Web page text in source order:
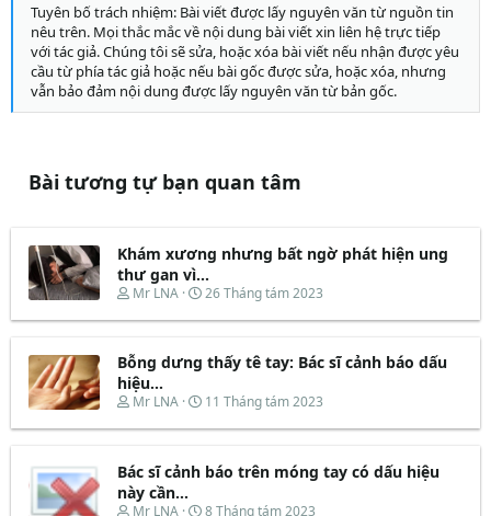
Tuyên bố trách nhiệm: Bài viết được lấy nguyên văn từ nguồn tin
nêu trên. Mọi thắc mắc về nội dung bài viết xin liên hệ trực tiếp
với tác giả. Chúng tôi sẽ sửa, hoặc xóa bài viết nếu nhận được yêu
cầu từ phía tác giả hoặc nếu bài gốc được sửa, hoặc xóa, nhưng
vẫn bảo đảm nội dung được lấy nguyên văn từ bản gốc.
Bài tương tự bạn quan tâm
Khám xương nhưng bất ngờ phát hiện ung
thư gan vì...
T
r
a
d
s
a
t
e
r
Mr LNA
N
à
b
t
ầ
26 Tháng tám 2023
Bỗng dưng thấy tê tay: Bác sĩ cảnh báo dấu
hiệu...
T
r
a
d
s
Mr LNA
N
à
b
t
11 Tháng tám 2023
Bác sĩ cảnh báo trên móng tay có dấu hiệu
này cần...
T
Mr LNA
N
8 Tháng tám 2023